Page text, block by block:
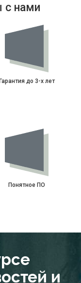
с нами
до 3-х лет
Понятное ПО
и